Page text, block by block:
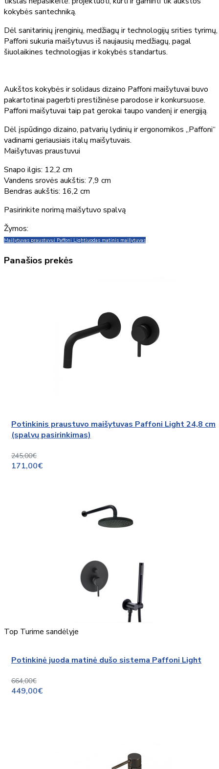
kokybės santechniką.
Dėl sanitarinių įrenginių, medžiagų ir technologijų srities tyrimų,
Paffoni sukuria maišytuvus iš naujausių medžiagų, pagal
šiuolaikines technologijas ir kokybės standartus.
Aukštos kokybės ir solidaus dizaino Paffoni maišytuvai buvo
pakartotinai pagerbti prestižinėse parodose ir konkursuose.
Paffoni maišytuvai taip pat gerokai taupo vandenį ir energiją.
Dėl įspūdingo dizaino, patvarių lydinių ir ergonomikos „Paffoni“
vadinami geriausiais italų maišytuvais.
Maišytuvas praustuvui
Snapo ilgis: 12,2 cm
Vandens srovės aukštis: 7,9 cm
Bendras aukštis: 16,2 cm
Pasirinkite norimą maišytuvo spalvą
Žymos:
Maišytuvas praustuvui Paffoni Lightjuodas matinis maišytuvas
Panašios prekės
Potinkinis praustuvo maišytuvas Paffoni Light 24,8 cm
(spalvų pasirinkimas)
245,00€
171,00€
Top Turime sandėlyje
Potinkinė juoda matinė dušo sistema Paffoni Light
664,00€
449,00€